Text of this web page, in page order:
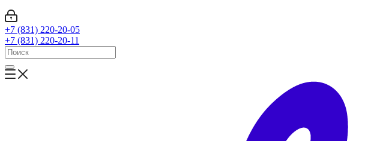
+7 (831) 220-20-05
+7 (831) 220-20-11